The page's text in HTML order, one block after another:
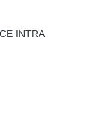
INTRA